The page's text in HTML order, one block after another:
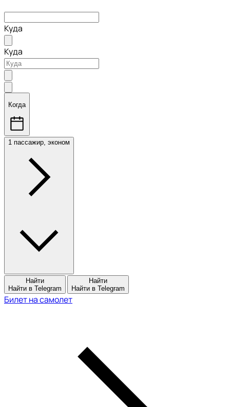
Куда
Куда
Когда
1 пассажир, эконом
Найти
Найти в Telegram
Найти
Найти в Telegram
Билет на самолет